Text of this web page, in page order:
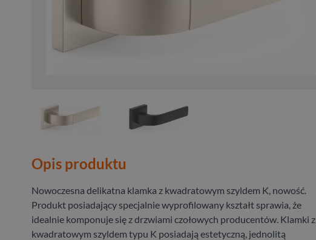
Opis produktu
Nowoczesna delikatna klamka z kwadratowym szyldem K, nowość.
Produkt posiadający specjalnie wyprofilowany kształt sprawia, że
idealnie komponuje się z drzwiami czołowych producentów. Klamki z
kwadratowym szyldem typu K posiadają estetyczną, jednolitą